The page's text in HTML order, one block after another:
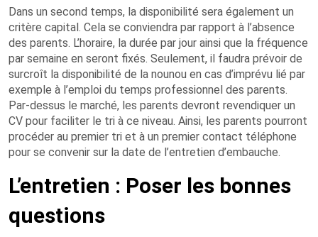
Dans un second temps, la disponibilité sera également un
critère capital. Cela se conviendra par rapport à l’absence
des parents. L’horaire, la durée par jour ainsi que la fréquence
par semaine en seront fixés. Seulement, il faudra prévoir de
surcroît la disponibilité de la nounou en cas d’imprévu lié par
exemple à l’emploi du temps professionnel des parents.
Par-dessus le marché, les parents devront revendiquer un
CV pour faciliter le tri à ce niveau. Ainsi, les parents pourront
procéder au premier tri et à un premier contact téléphone
pour se convenir sur la date de l’entretien d’embauche.
L’entretien : Poser les bonnes
questions